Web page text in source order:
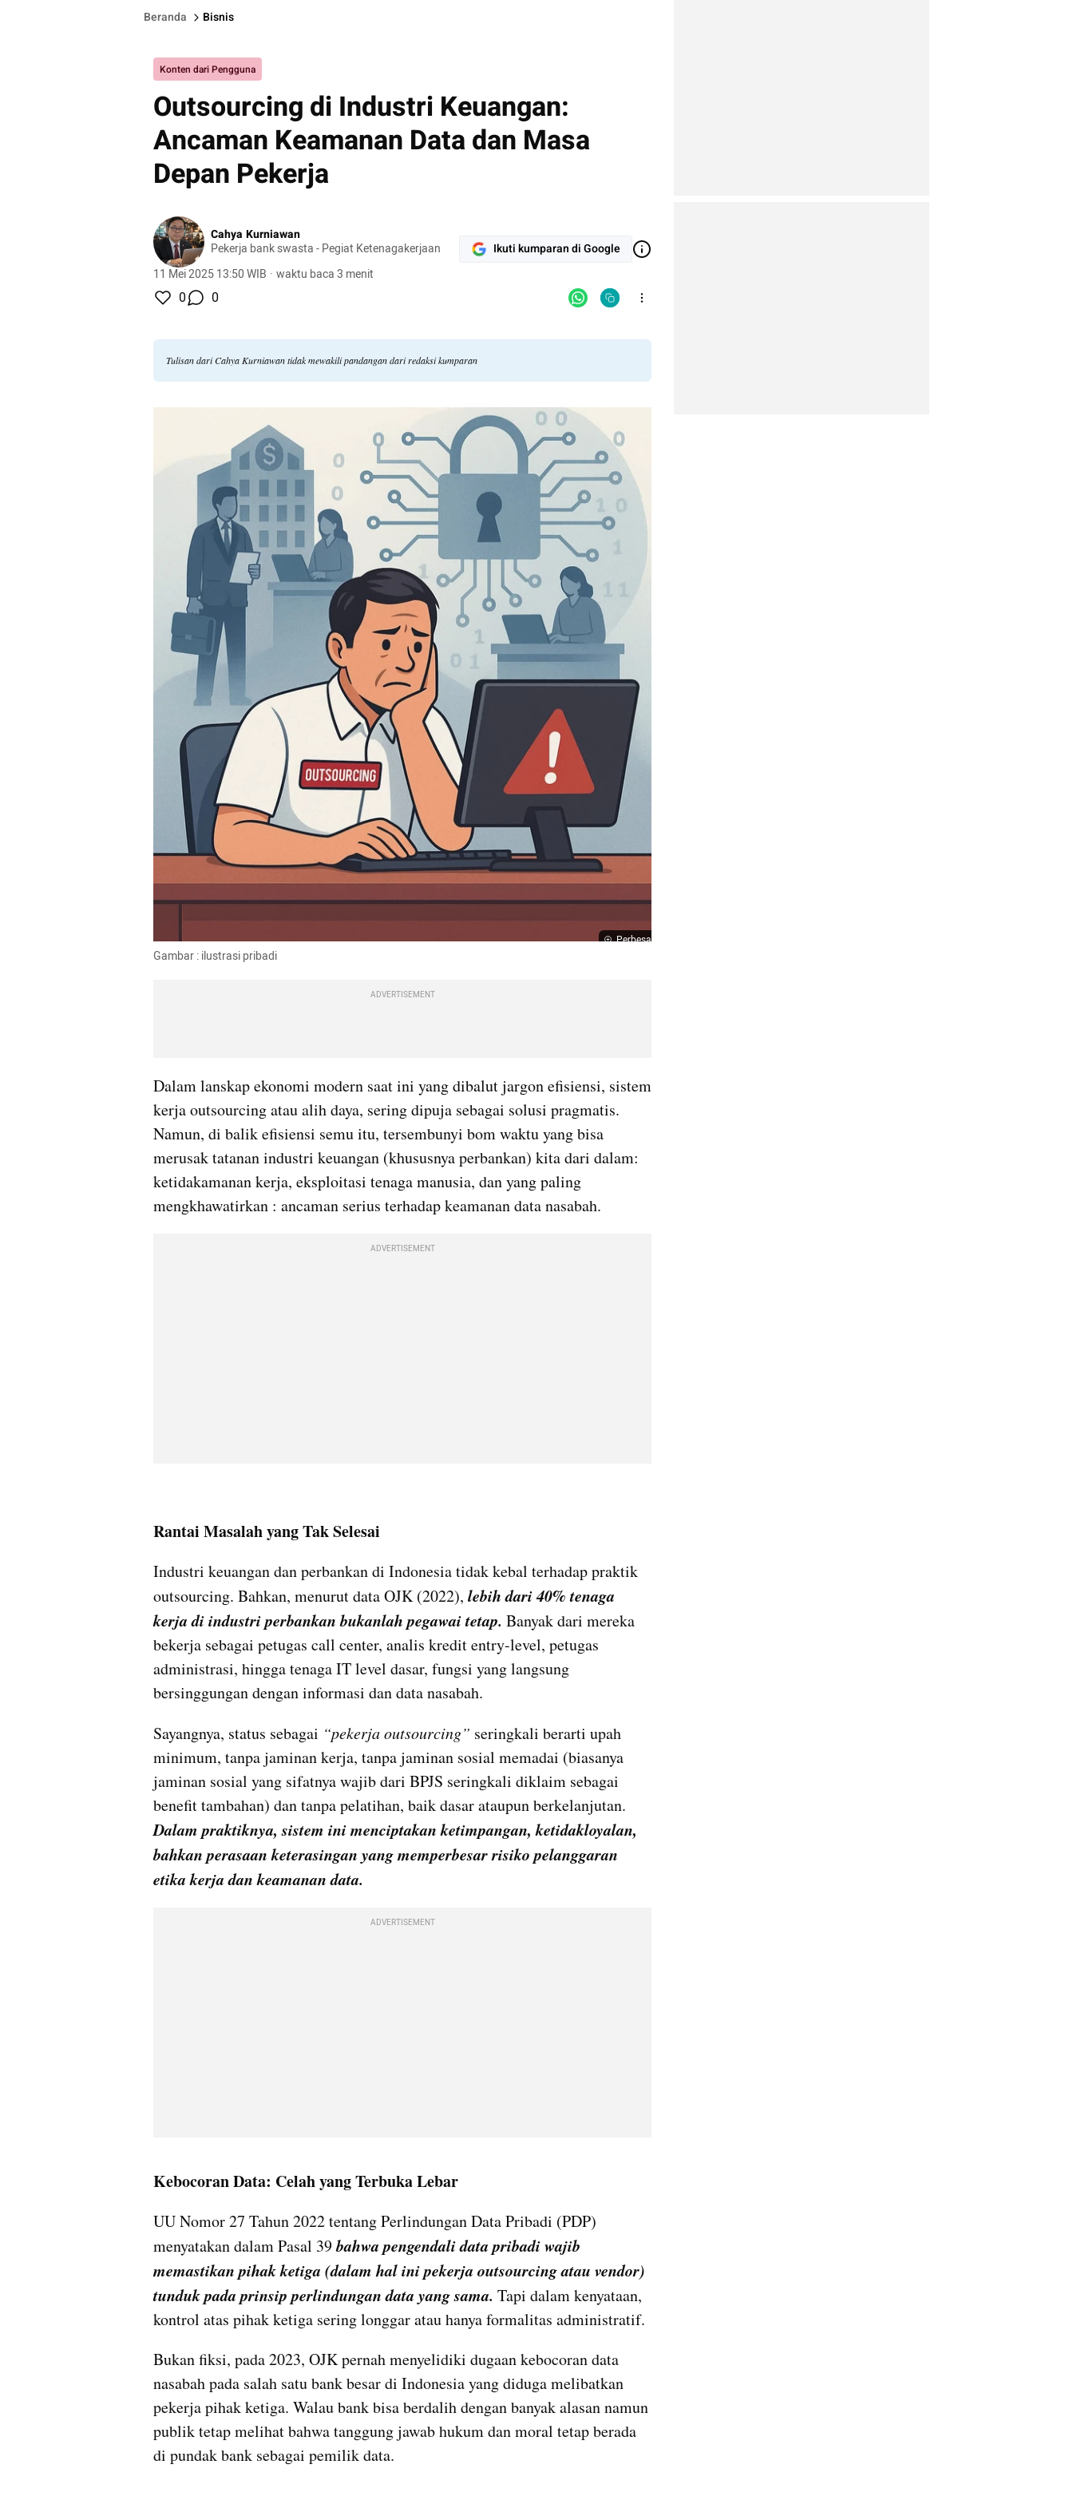
Beranda Bisnis
Konten dari Pengguna
Outsourcing di Industri Keuangan:
Ancaman Keamanan Data dan Masa
Depan Pekerja
Cahya Kurniawan
Pekerja bank swasta - Pegiat Ketenagakerjaan
11 Mei 2025 13:50 WIB · waktu baca 3 menit
Ikuti kumparan di Google
0 0
Tulisan dari Cahya Kurniawan tidak mewakili pandangan dari redaksi kumparan
Perbesar
Gambar : ilustrasi pribadi
ADVERTISEMENT
Dalam lanskap ekonomi modern saat ini yang dibalut jargon efisiensi, sistem
kerja outsourcing atau alih daya, sering dipuja sebagai solusi pragmatis.
Namun, di balik efisiensi semu itu, tersembunyi bom waktu yang bisa
merusak tatanan industri keuangan (khususnya perbankan) kita dari dalam:
ketidakamanan kerja, eksploitasi tenaga manusia, dan yang paling
mengkhawatirkan : ancaman serius terhadap keamanan data nasabah.
ADVERTISEMENT
Rantai Masalah yang Tak Selesai
Industri keuangan dan perbankan di Indonesia tidak kebal terhadap praktik
outsourcing. Bahkan, menurut data OJK (2022), lebih dari 40% tenaga
kerja di industri perbankan bukanlah pegawai tetap. Banyak dari mereka
bekerja sebagai petugas call center, analis kredit entry-level, petugas
administrasi, hingga tenaga IT level dasar, fungsi yang langsung
bersinggungan dengan informasi dan data nasabah.
Sayangnya, status sebagai “pekerja outsourcing” seringkali berarti upah
minimum, tanpa jaminan kerja, tanpa jaminan sosial memadai (biasanya
jaminan sosial yang sifatnya wajib dari BPJS seringkali diklaim sebagai
Dalam praktiknya, sistem ini menciptakan ketimpangan, ketidakloyalan,
bahkan perasaan keterasingan yang memperbesar risiko pelanggaran
etika kerja dan keamanan data.
ADVERTISEMENT
Kebocoran Data: Celah yang Terbuka Lebar
UU Nomor 27 Tahun 2022 tentang Perlindungan Data Pribadi (PDP)
menyatakan dalam Pasal 39 bahwa pengendali data pribadi wajib
memastikan pihak ketiga (dalam hal ini pekerja outsourcing atau vendor)
tunduk pada prinsip perlindungan data yang sama. Tapi dalam kenyataan,
kontrol atas pihak ketiga sering longgar atau hanya formalitas administratif.
Bukan fiksi, pada 2023, OJK pernah menyelidiki dugaan kebocoran data
nasabah pada salah satu bank besar di Indonesia yang diduga melibatkan
pekerja pihak ketiga. Walau bank bisa berdalih dengan banyak alasan namun
publik tetap melihat bahwa tanggung jawab hukum dan moral tetap berada
di pundak bank sebagai pemilik data.